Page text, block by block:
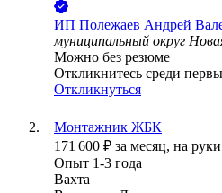
ИП Полежаев Андрей
муниципальный округ
Можно без резюме
Откликнитесь среди
Откликнуться
Монтажник ЖБК
171 600 ₽ за месяц, на руки
Опыт 1-3 года
Вахта